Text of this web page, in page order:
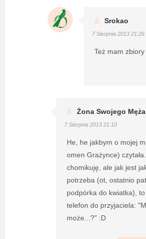
Srokao
7 Sierpnia 2013 21:26
Też mam
Żona Swojego Męża
7 Sierpnia 2013 21:10
He, he jakbym o mojej
omen Grażynce)
chomikuję, ale jak jest
potrzeba (ot, ostatnio
podpórka do kwiatka),
telefon do przyjaciela:
może...?" :D